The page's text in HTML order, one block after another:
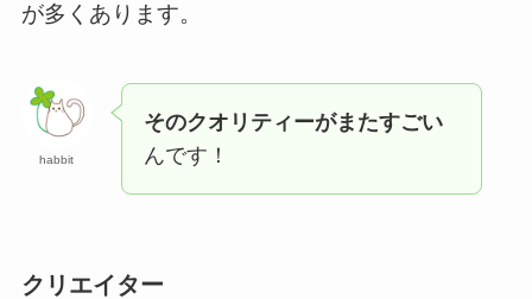
が多くあります。
habbit
そのクオリティーがまたすごい
んです！
クリエイター